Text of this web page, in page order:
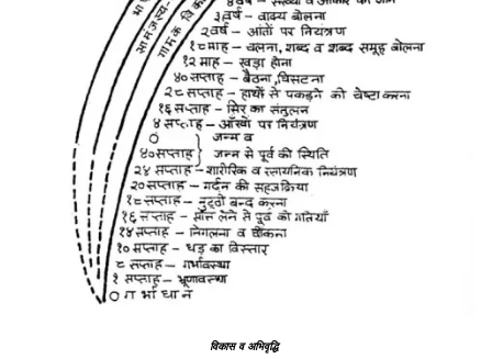
विकास व अभिवृद्धि